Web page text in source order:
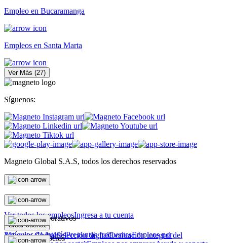
Empleo en Bucaramanga
Empleos en Santa Marta
Ver Más (27)
Síguenos:
Magneto Global S.A.S, todos los derechos reservados
Personas
Ver todos los empleosIngresa a tu cuenta
Crear cuenta
Artículos de interésPreguntas frecuentesEmpleos por
Magneto Corporativos
Magneto GlobalSelección digitalEvaluación integral del
Magneto Negocios